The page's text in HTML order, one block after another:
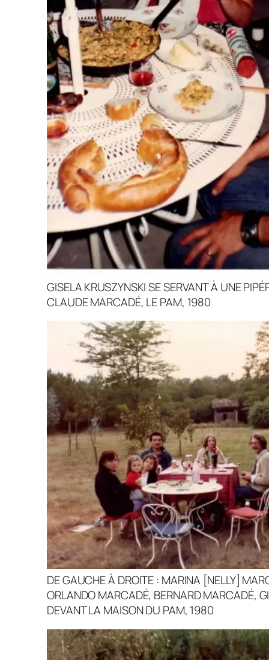
GISELA KRUSZYNSKI SE SERVANT À UNE
CLAUDE MARCADÉ, LE PAM, 1980
DE GAUCHE À DROITE : MARINA [NELLY]
ORLANDO MARCADÉ, BERNARD MARCADÉ,
DEVANT LA MAISON DU PAM, 1980